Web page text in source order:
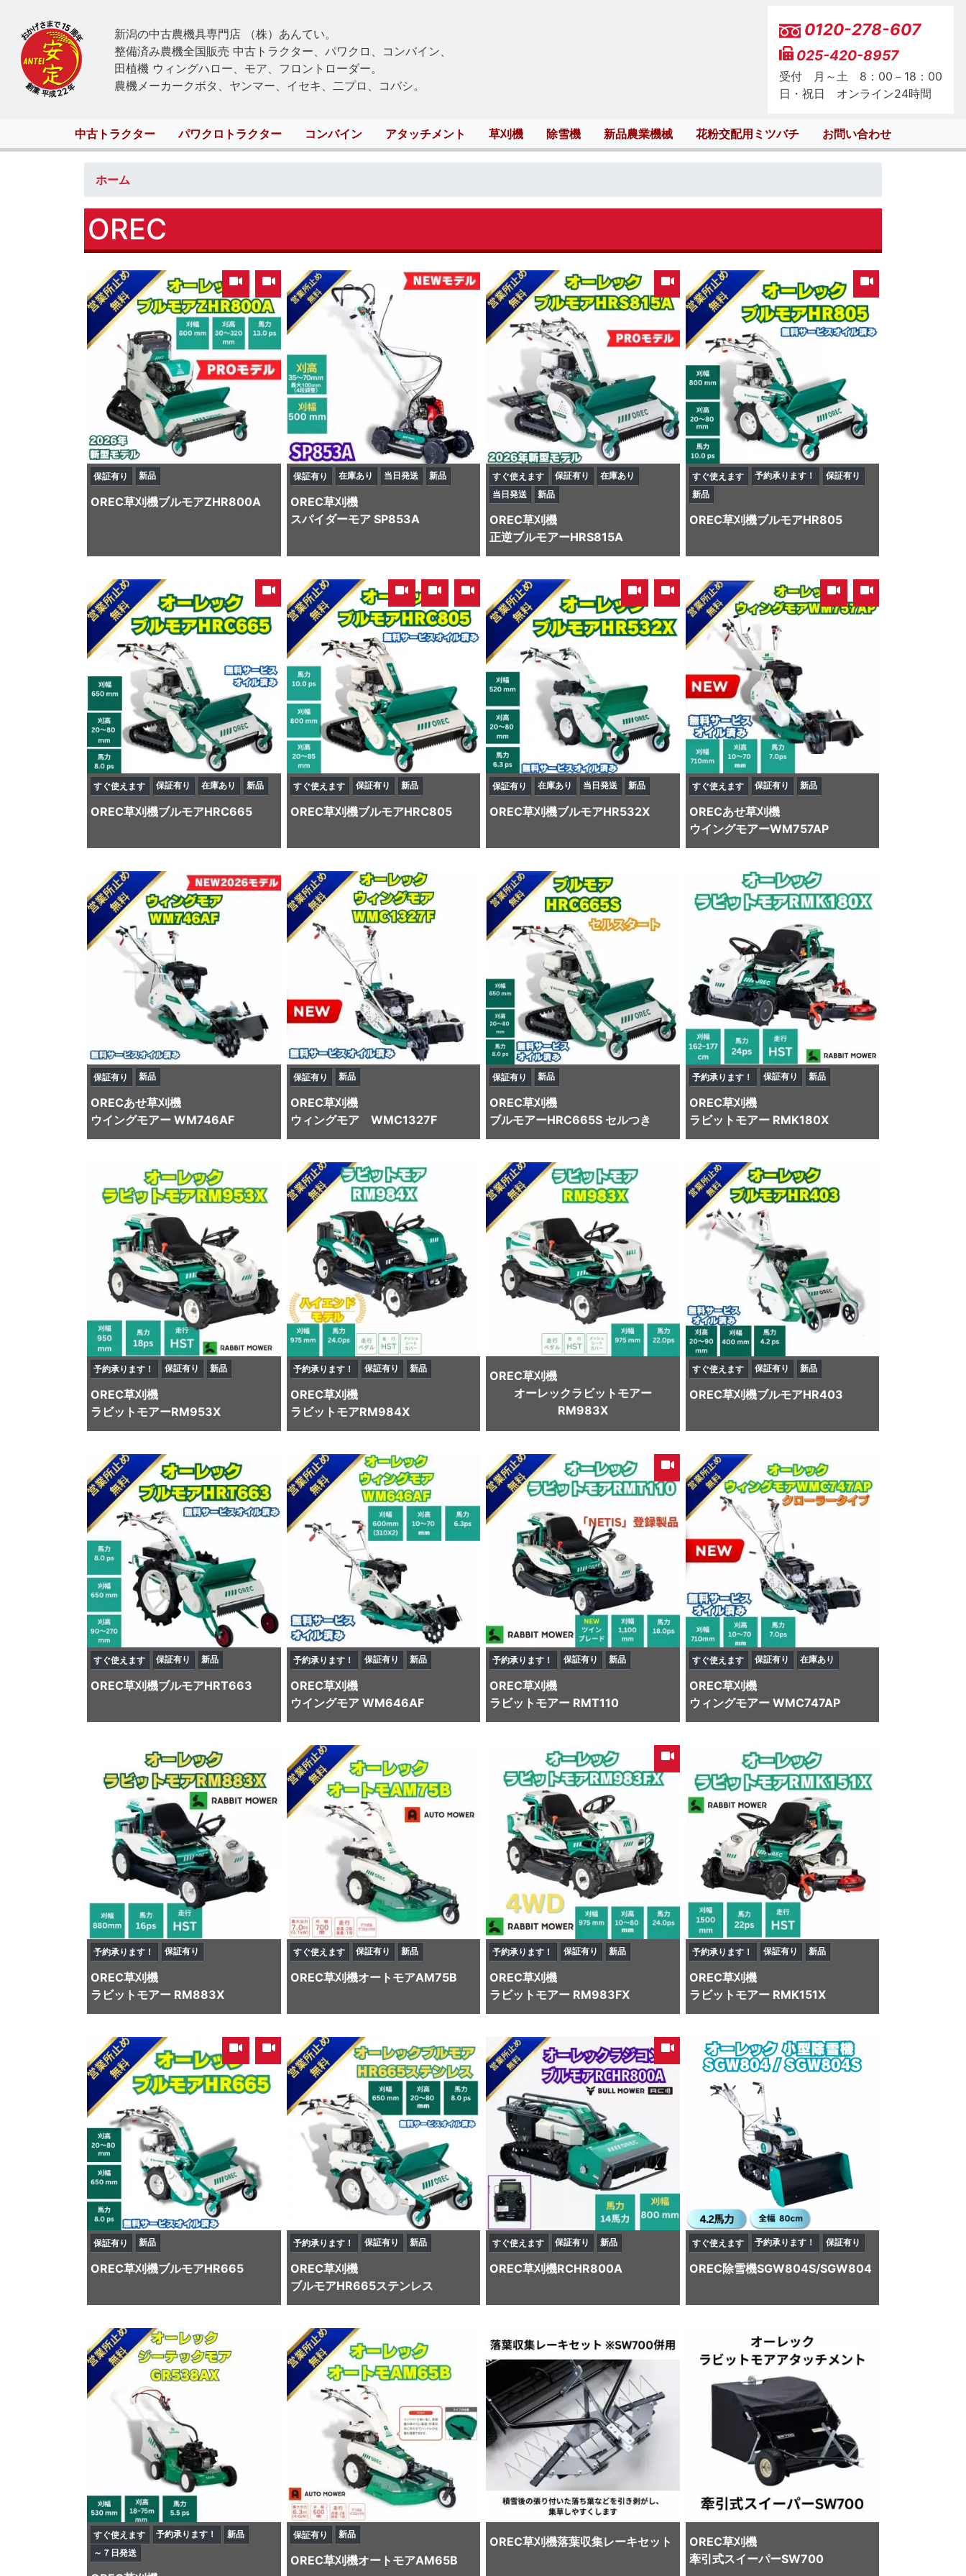
新潟の中古農機具専門店 （株）あんてい。
整備済み農機全国販売 中古トラクター、パワクロ、コンバイン、
田植機 ウィングハロー、モア、フロントローダー。
農機メーカークボタ、ヤンマー、イセキ、二プロ、コバシ。
0120-278-607
025-420-8957
受付 月～土 8：00－18：00
日・祝日 オンライン24時間
Main
navigation
中古トラクター パワクロトラクター コンバイン アタッチメント 草刈機 除雪機 新品農業機械 花粉交配用ミツバチ お問い合わせ
ホーム
OREC
保証有り 新品
OREC草刈機ブルモアZHR800A
保証有り 在庫あり 当日発送 新品
OREC草刈機
スパイダーモア SP853A
すぐ使えます 保証有り
在庫あり
当日発送
新品
OREC草刈機
正逆ブルモアーHRS815A
すぐ使えます 予約承ります！
保証有り
新品
OREC草刈機ブルモアHR805
すぐ使えます 保証有り 在庫あり 新品
OREC草刈機ブルモアHRC665
,
すぐ使えます 保証有り 新品
OREC草刈機ブルモアHRC805
保証有り 在庫あり 当日発送 新品
OREC草刈機ブルモアHR532X
すぐ使えます 保証有り 新品
ORECあせ草刈機
ウイングモアーWM757AP
保証有り 新品
ORECあせ草刈機
ウイングモアー WM746AF
保証有り 新品
OREC草刈機
ウィングモア WMC1327F
保証有り 新品
OREC草刈機
ブルモアーHRC665S セルつき
予約承ります！ 保証有り 新品
OREC草刈機
ラビットモアー RMK180X
予約承ります！ 保証有り 新品
OREC草刈機
ラビットモアーRM953X
予約承ります！ 保証有り 新品
OREC草刈機
ラビットモアRM984X
OREC草刈機
オーレックラビットモアー
RM983X
すぐ使えます 保証有り 新品
OREC草刈機ブルモアHR403
すぐ使えます 保証有り 新品
OREC草刈機ブルモアHRT663
予約承ります！ 保証有り 新品
OREC草刈機
ウイングモア WM646AF
予約承ります！ 保証有り 新品
OREC草刈機
ラビットモアー RMT110
すぐ使えます 保証有り 在庫あり
OREC草刈機
ウィングモアー WMC747AP
予約承ります！ 保証有り
OREC草刈機
ラビットモアー RM883X
すぐ使えます 保証有り 新品
OREC草刈機オートモアAM75B
予約承ります！ 保証有り 新品
OREC草刈機
ラビットモアー RM983FX
予約承ります！ 保証有り 新品
OREC草刈機
ラビットモアー RMK151X
保証有り 新品
OREC草刈機ブルモアHR665
予約承ります！ 保証有り 新品
OREC草刈機
ブルモアHR665ステンレス
すぐ使えます 保証有り 新品
OREC草刈機RCHR800A
すぐ使えます 予約承ります！ 保証有り
OREC除雪機SGW804S/SGW804
すぐ使えます 予約承ります！
新品
～７日発送
保証有り 新品
OREC草刈機オートモアAM65B
OREC草刈機落葉収集レーキセット OREC草刈機
牽引式スイーパーSW700